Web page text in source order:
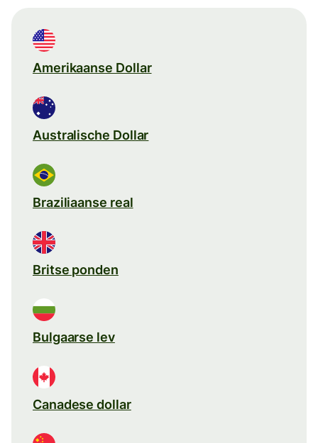
Amerikaanse Dollar
Australische Dollar
Braziliaanse real
Britse ponden
Bulgaarse lev
Canadese dollar